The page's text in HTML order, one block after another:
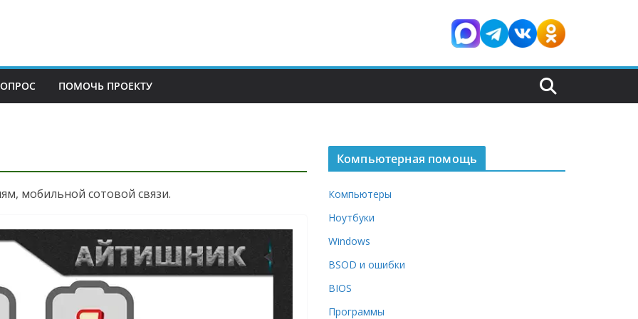
ПОМОЧЬ ПРОЕКТУ
мобильной сотовой связи.
Компьютерная помощь
Компьютеры
Ноутбуки
Windows
BSOD и ошибки
BIOS
Программы